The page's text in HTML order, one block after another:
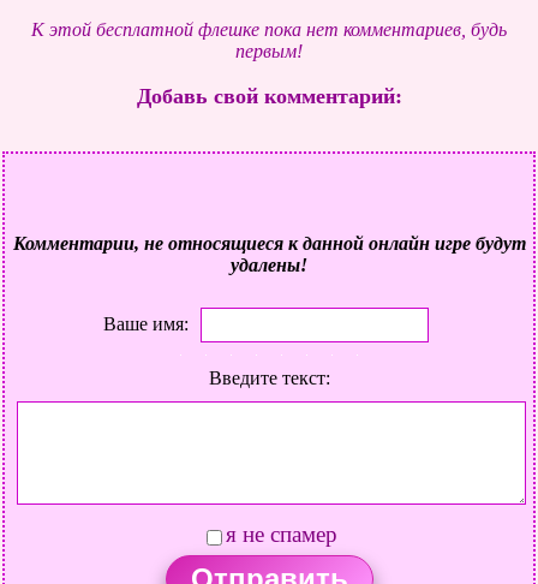
К этой бесплатной флешке пока нет комментариев, будь
первым!
Добавь свой комментарий:
Комментарии, не относящиеся к данной онлайн игре будут
удалены!
Ваше имя:
Введите текст:
я не спамер